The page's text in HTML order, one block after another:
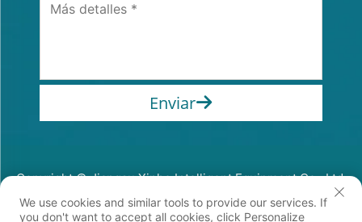
Enviar
Copyright © Jiangsu Xinhe Intelligent Equipment Co., Ltd.
Todos los derechos reservados
Política de privacidad
We use cookies and similar tools to provide our services. If
you don't want to accept all cookies, click Personalize